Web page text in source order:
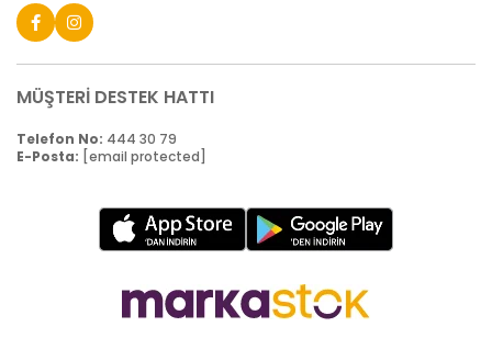
MÜŞTERİ DESTEK HATTI
Telefon No: 444 30 79
E-Posta: [email protected]